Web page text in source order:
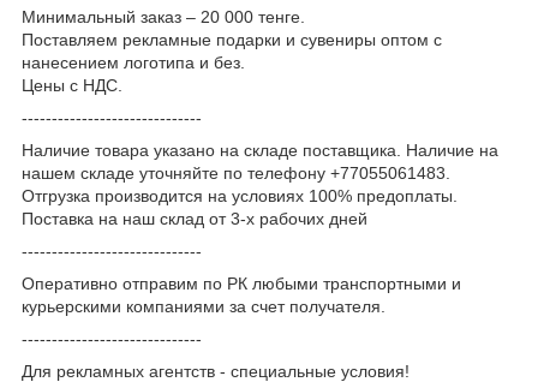
Минимальный заказ – 20 000 тенге.
Поставляем рекламные подарки и сувениры оптом с
нанесением логотипа и без.
Цены с НДС.
------------------------------
Наличие товара указано на складе поставщика. Наличие на
нашем складе уточняйте по телефону +77055061483.
Отгрузка производится на условиях 100% предоплаты.
Поставка на наш склад от 3-x рабочих дней
------------------------------
Оперативно отправим по РК любыми транспортными и
курьерскими компаниями за счет получателя.
------------------------------
Для рекламных агентств - специальные условия!